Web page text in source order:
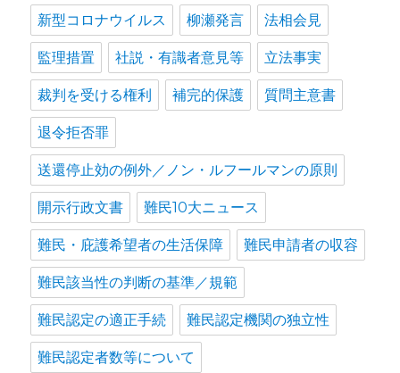
新型コロナウイルス 柳瀬発言 法相会見
監理措置 社説・有識者意見等 立法事実
裁判を受ける権利 補完的保護 質問主意書
退令拒否罪
送還停止効の例外／ノン・ルフールマンの原則
開示行政文書 難民10大ニュース
難民・庇護希望者の生活保障 難民申請者の収容
難民該当性の判断の基準／規範
難民認定の適正手続 難民認定機関の独立性
難民認定者数等について